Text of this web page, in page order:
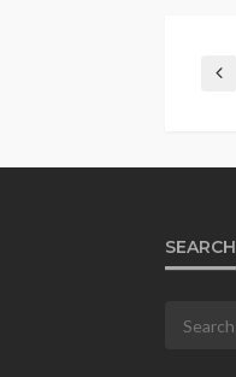
SEARCH